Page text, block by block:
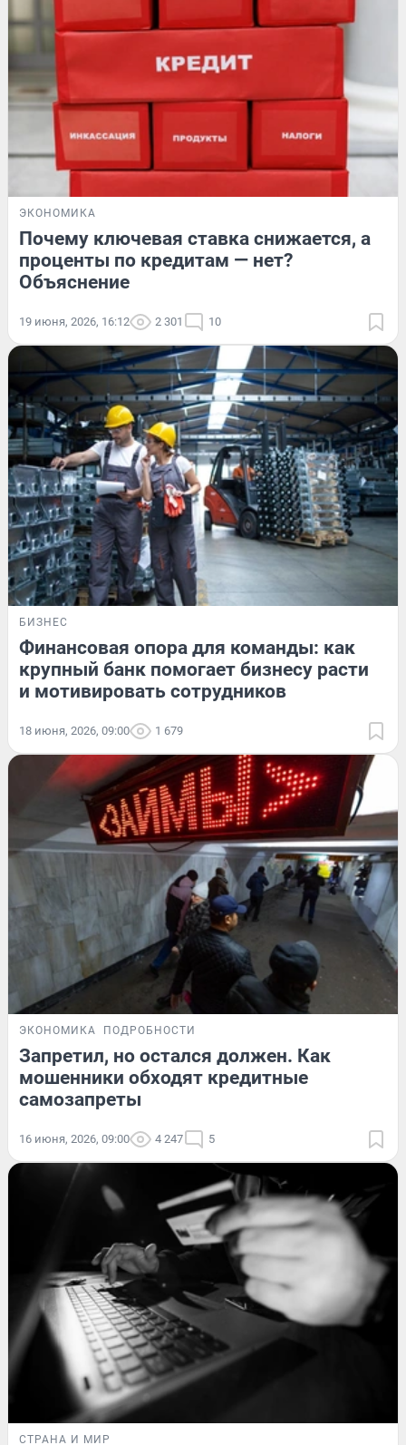
ЭКОНОМИКА
Почему ключевая ставка снижается, а
проценты по кредитам — нет?
Объяснение
19 июня, 2026, 16:12 2 301 10
БИЗНЕС
Финансовая опора для команды: как
крупный банк помогает бизнесу расти
и мотивировать сотрудников
18 июня, 2026, 09:00 1 679
ЭКОНОМИКА ПОДРОБНОСТИ
Запретил, но остался должен. Как
мошенники обходят кредитные
самозапреты
16 июня, 2026, 09:00 4 247 5
СТРАНА И МИР